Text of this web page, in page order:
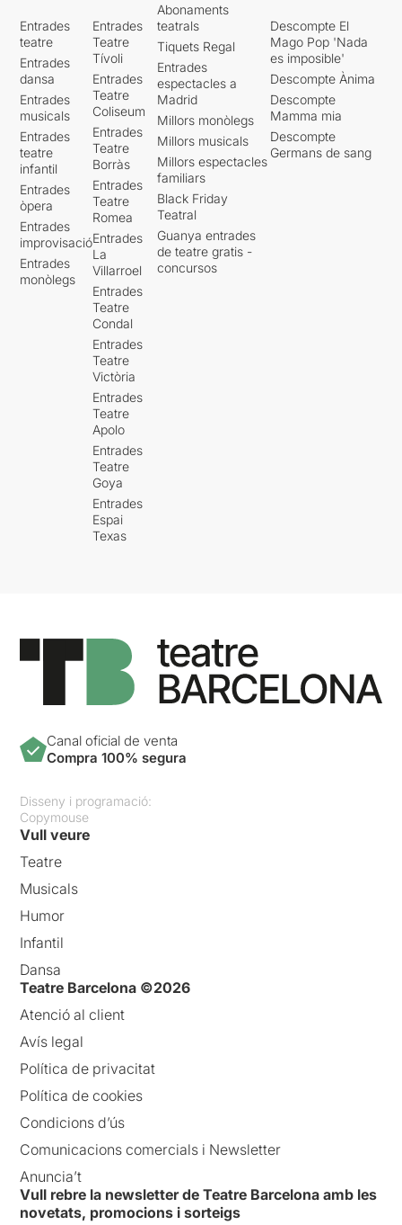
Entrades
teatre
Entrades
dansa
Entrades
musicals
Entrades
teatre
infantil
Entrades
òpera
Entrades
improvisació
Entrades
monòlegs
Entrades
Teatre
Tívoli
Entrades
Teatre
Coliseum
Entrades
Teatre
Borràs
Entrades
Teatre
Romea
Entrades
La
Villarroel
Entrades
Teatre
Condal
Entrades
Teatre
Victòria
Entrades
Teatre
Apolo
Entrades
Teatre
Goya
Entrades
Espai
Texas
Abonaments
teatrals
Tiquets Regal
Entrades
espectacles a
Madrid
Millors monòlegs
Millors musicals
Millors espectacles
familiars
Black Friday
Teatral
Guanya entrades
de teatre gratis -
concursos
Descompte El
Mago Pop 'Nada
es imposible'
Descompte Ànima
Descompte
Mamma mia
Descompte
Germans de sang
Canal oficial de venta
Compra 100% segura
Disseny i programació:
Copymouse
Vull veure
Teatre
Musicals
Humor
Infantil
Dansa
Teatre Barcelona ©2026
Atenció al client
Avís legal
Política de privacitat
Política de cookies
Condicions d’ús
Comunicacions comercials i Newsletter
Anuncia’t
Vull rebre la newsletter de Teatre Barcelona amb les
novetats, promocions i sorteigs